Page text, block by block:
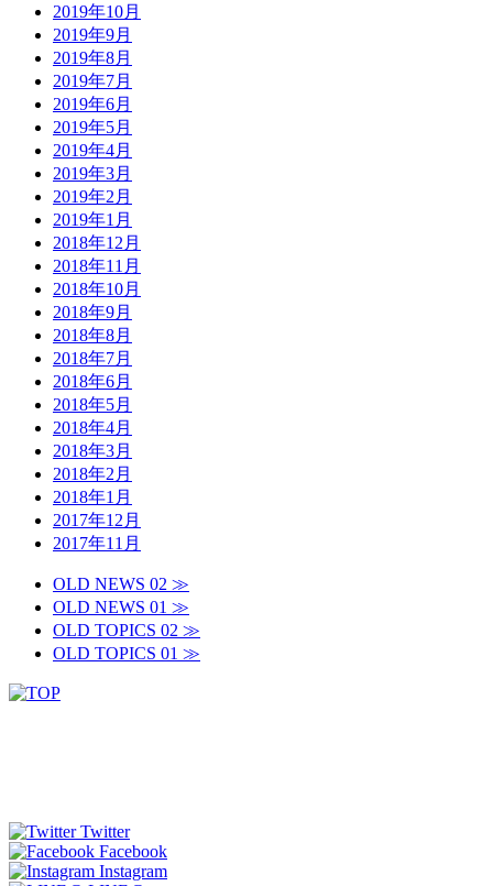
2019年10月
2019年9月
2019年8月
2019年7月
2019年6月
2019年5月
2019年4月
2019年3月
2019年2月
2019年1月
2018年12月
2018年11月
2018年10月
2018年9月
2018年8月
2018年7月
2018年6月
2018年5月
2018年4月
2018年3月
2018年2月
2018年1月
2017年12月
2017年11月
OLD NEWS 02 ≫
OLD NEWS 01 ≫
OLD TOPICS 02 ≫
OLD TOPICS 01 ≫
Twitter
Facebook
Instagram